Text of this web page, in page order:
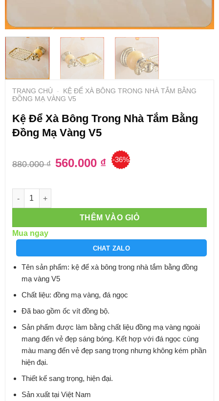
TRANG CHỦ -
KỆ ĐỂ XÀ BÔNG TRONG NHÀ TẮM BẰNG
ĐỒNG MẠ VÀNG V5
Kệ Để Xà Bông Trong Nhà Tắm Bằng
Đồng Mạ Vàng V5
880.000₫
Giá
gốc
560.000 ₫Giá
hiện
-36%
Số lượng
THÊM VÀO GIỎ
Mua ngay
CHAT ZALO
Tên sản phẩm: kệ để xà bông trong nhà tắm bằng đồng
mạ vàng V5
Chất liệu: đồng mạ vàng, đá ngọc
Đã bao gồm ốc vít đồng bộ.
Sản phẩm được làm bằng chất liệu đồng mạ vàng ngoài
mang đến vẻ đẹp sáng bóng. Kết hợp với đá ngọc cùng
màu mang đến vẻ đẹp sang trọng nhưng không kém phần
hiện đại.
Thiết kế sang trọng, hiện đại.
Sản xuất tại Việt Nam